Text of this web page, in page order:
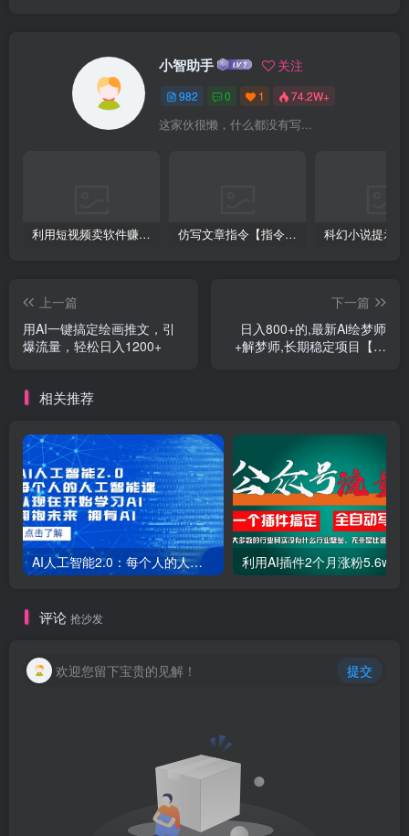
小智助手 关注
982 0 1 74.2W+
这家伙很懒，什么都没有写...
利用短视频卖软件赚钱，新手小白轻松月入10000+！ 仿写文章指令【指令+教程】
上一篇
用AI一键搞定绘画推文，引
爆流量，轻松日入1200+
下一篇
日入800+的,最新Ai绘梦师
+解梦师,长期稳定项目【内
相关推荐
AI人工智能2.0：每个人的人工智能课：从现在开始学习AI（38节课）
评论 抢沙发
欢迎您留下宝贵的见解！ 提交